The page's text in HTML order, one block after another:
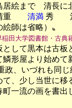
で　清長に北
重 清満 秀　　
は省略）〟
稲田大学図書館・古
して黒本は古板
形屋より始めて
政、いづれも同
少し当世に移
流の画を書出